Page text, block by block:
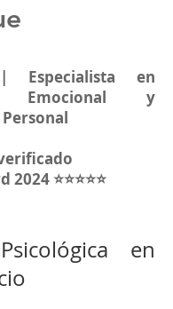
Especialista en
Emocional y
⭐⭐⭐⭐⭐
en